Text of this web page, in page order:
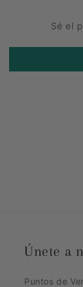
Sé el
Únete a
Puntos de